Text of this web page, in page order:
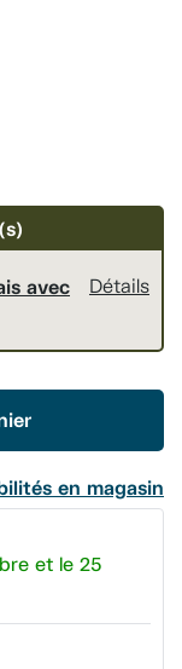
avec
Détails
en magasin
et le 25